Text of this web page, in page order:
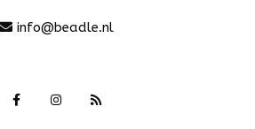
info@beadle.nl